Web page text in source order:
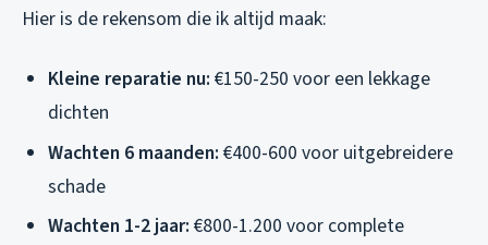
Hier is de rekensom die ik altijd maak:
Kleine reparatie nu: €150-250 voor een lekkage
dichten
Wachten 6 maanden: €400-600 voor uitgebreidere
schade
Wachten 1-2 jaar: €800-1.200 voor complete